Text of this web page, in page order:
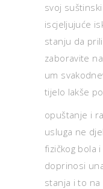
svoj
iscjeljujuće
stanju da
zaboravite
um
tijelo lakše
opuštanje i
usluga ne
fizičkog bola
doprinosi
stanja i to na